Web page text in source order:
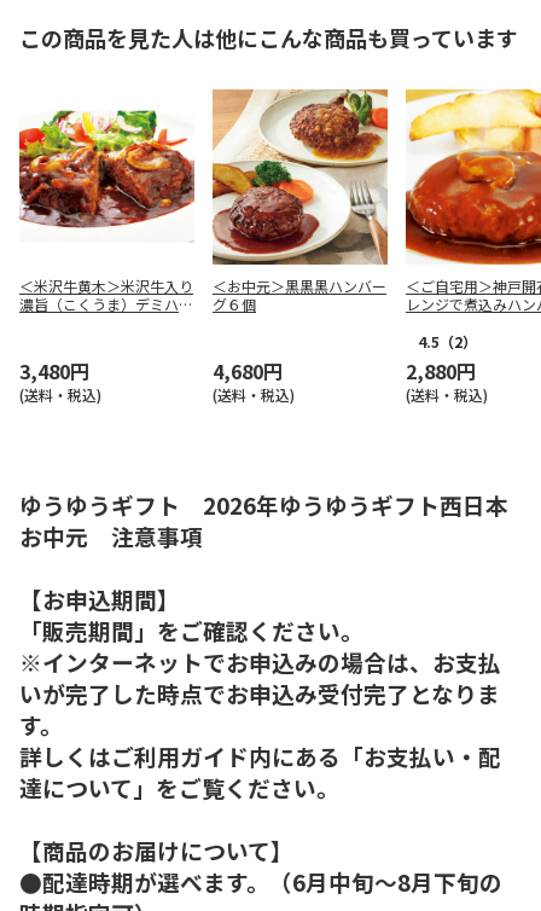
この商品を見た人は他にこんな商品も買っています
＜米沢牛黄木＞米沢牛入り
濃旨（こくうま）デミハン
3,480円
(送料・税込)
＜お中元＞黒黒黒ハンバー
グ６個
4,680円
(送料・税込)
＜ご自宅用＞神戸
レンジで煮込みハ
4.5 （2）
2,880円
(送料・税込)
ゆうゆうギフト 2026年ゆうゆうギフト西日本
お中元 注意事項
【お申込期間】
「販売期間」をご確認ください。
※インターネットでお申込みの場合は、お支払
いが完了した時点でお申込み受付完了となりま
す。
詳しくはご利用ガイド内にある「お支払い・配
達について」をご覧ください。
【商品のお届けについて】
●配達時期が選べます。（6月中旬～8月下旬の